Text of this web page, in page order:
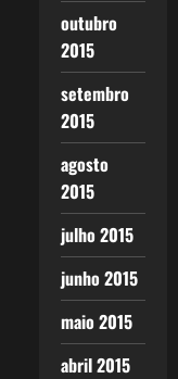
outubro
2015
setembro
2015
agosto
2015
julho 2015
junho 2015
maio 2015
abril 2015